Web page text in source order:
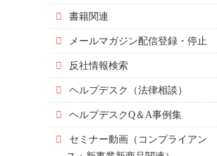
書籍関連
メールマガジン配信登録・停止
反社情報検索
ヘルプデスク（法律相談）
ヘルプデスクQ＆A事例集
セミナー動画（コンプライアン